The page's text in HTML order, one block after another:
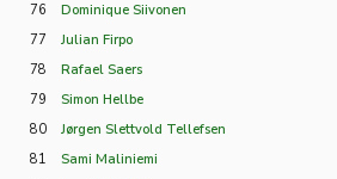
76
Dominique Siivonen
77
Julian Firpo
78
Rafael Saers
79
Simon Hellbe
80
Jørgen Slettvold Tellefsen
81
Sami Maliniemi